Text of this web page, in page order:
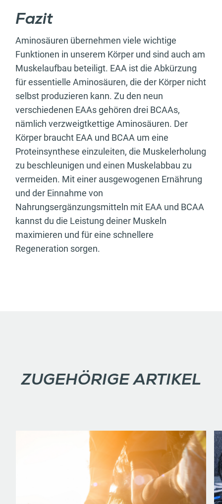
Fazit
Aminosäuren übernehmen viele wichtige
Funktionen in unserem Körper und sind auch am
Muskelaufbau beteiligt. EAA ist die Abkürzung
für essentielle Aminosäuren, die der Körper nicht
selbst produzieren kann. Zu den neun
verschiedenen EAAs gehören drei BCAAs,
nämlich verzweigtkettige Aminosäuren. Der
Körper braucht EAA und BCAA um eine
Proteinsynthese einzuleiten, die Muskelerholung
zu beschleunigen und einen Muskelabbau zu
vermeiden. Mit einer ausgewogenen Ernährung
und der Einnahme von
Nahrungsergänzungsmitteln mit EAA und BCAA
kannst du die Leistung deiner Muskeln
maximieren und für eine schnellere
Regeneration sorgen.
ZUGEHÖRIGE ARTIKEL